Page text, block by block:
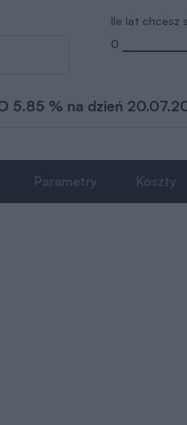
Ile lat chcesz
0
5.85 % na dzień
Parametry Koszty